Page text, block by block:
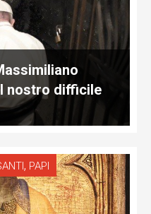
nostro difficile
, PAPI